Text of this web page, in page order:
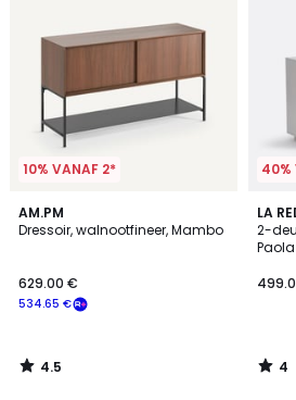
10% VANAF 2*
AM.PM
Dressoir, walnootfineer, Mambo
534.65 €
629.00 €
4.5
/ 5
4.5
/
40%
LA
2-
Paola
4
/
5
4
/